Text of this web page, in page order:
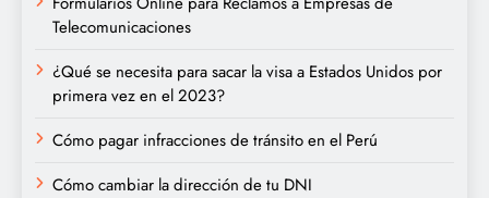
Telecomunicaciones
¿Qué se necesita para sacar la visa a Estados Unidos por
primera vez en el 2023?
Cómo pagar infracciones de tránsito en el Perú
Cómo cambiar la dirección de tu DNI